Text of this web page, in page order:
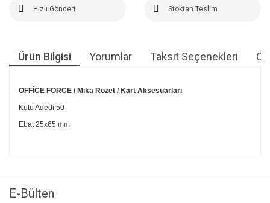
Hızlı Gönderi Stoktan Teslim
Ürün Bilgisi Yorumlar Taksit Seçenekleri
OFFİCE FORCE / Mika Rozet / Kart Aksesuarları
Kutu Adedi 50
Ebat 25x65 mm
E-Bülten